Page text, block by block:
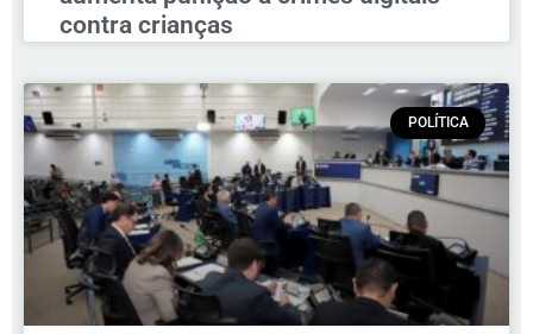
contra crianças
POLÍTICA